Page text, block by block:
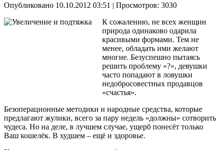
Опубликовано 10.10.2012 03:51 | Просмотров: 3030
К сожалению, не всех женщин
природа одинаково одарила
красивыми формами. Тем не
менее, обладать ими желают
многие. Безуспешно пытаясь
решить проблему «?», девушки
часто попадают в ловушки
недобросовестных продавцов
«счастья».
Безоперационные методики и народные средства, которые
предлагают жулики, всего за пару недель «должны» сотворить
чудеса. Но на деле, в лучшем случае, ущерб понесёт только
Ваш кошелёк. В худшем – ещё и здоровье.